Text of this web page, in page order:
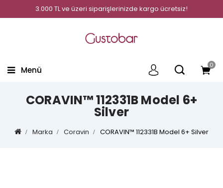
3.000 TL ve üzeri siparişlerinizde kargo ücretsiz!
0
Menü
CORAVIN™ 112331B Model 6+
Silver
Marka Coravin CORAVIN™ 112331B Model 6+ Silver